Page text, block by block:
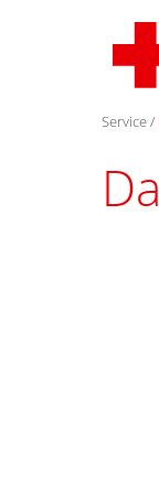
Service